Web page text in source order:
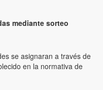
mediante sorteo
se asignaran a través de
en la normativa de